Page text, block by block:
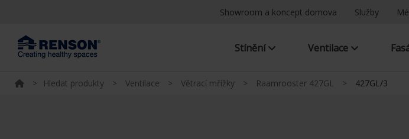
Showroom a koncept domova Služby
Stínění Ventilace
> Hledat produkty > Ventilace > Větrací mřížky > Raamrooster 427GL > 427GL/3